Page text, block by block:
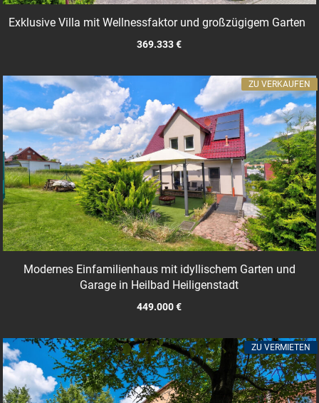
Exklusive Villa mit Wellnessfaktor und großzügigem Garten
369.333 €
Modernes Einfamilienhaus mit idyllischem Garten und
Garage in Heilbad Heiligenstadt
449.000 €
ZU VERKAUFEN
ZU VERMIETEN